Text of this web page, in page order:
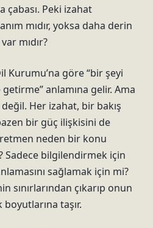
çabası. Peki izahat
mıdır, yoksa daha derin
mıdır?
Kurumu’na göre “bir şeyi
getirme” anlamına gelir. Ama
Her izahat, bir bakış
bir güç ilişkisini de
neden bir konu
Sadece bilgilendirmek için
sağlamak için mi?
sınırlarından çıkarıp onun
taşır.